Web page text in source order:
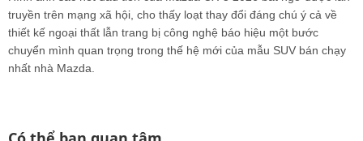
truyền trên mạng xã hội, cho thấy loạt thay đổi đáng chú ý cả về
thiết kế ngoại thất lẫn trang bị công nghệ báo hiệu một bước
chuyển mình quan trọng trong thế hệ mới của mẫu SUV bán chạy
nhất nhà Mazda.